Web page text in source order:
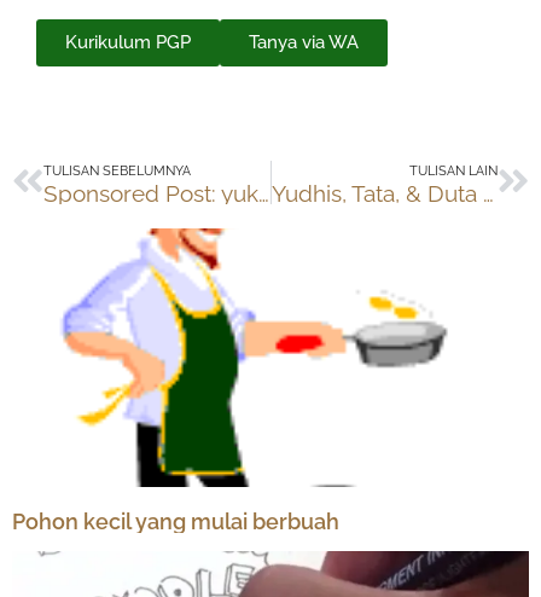
Kurikulum PGP Tanya via WA
Prev
TULISAN SEBELUMNYA
Sponsored Post: yuk sama-sama bikin kue di #WorldBakingDay
TULISAN LAIN
Yudhis, Tata, & Duta Belajar Gymnastics
Pohon kecil yang mulai berbuah